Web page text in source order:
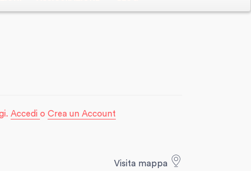
Accedi o Crea un Account
Visita mappa